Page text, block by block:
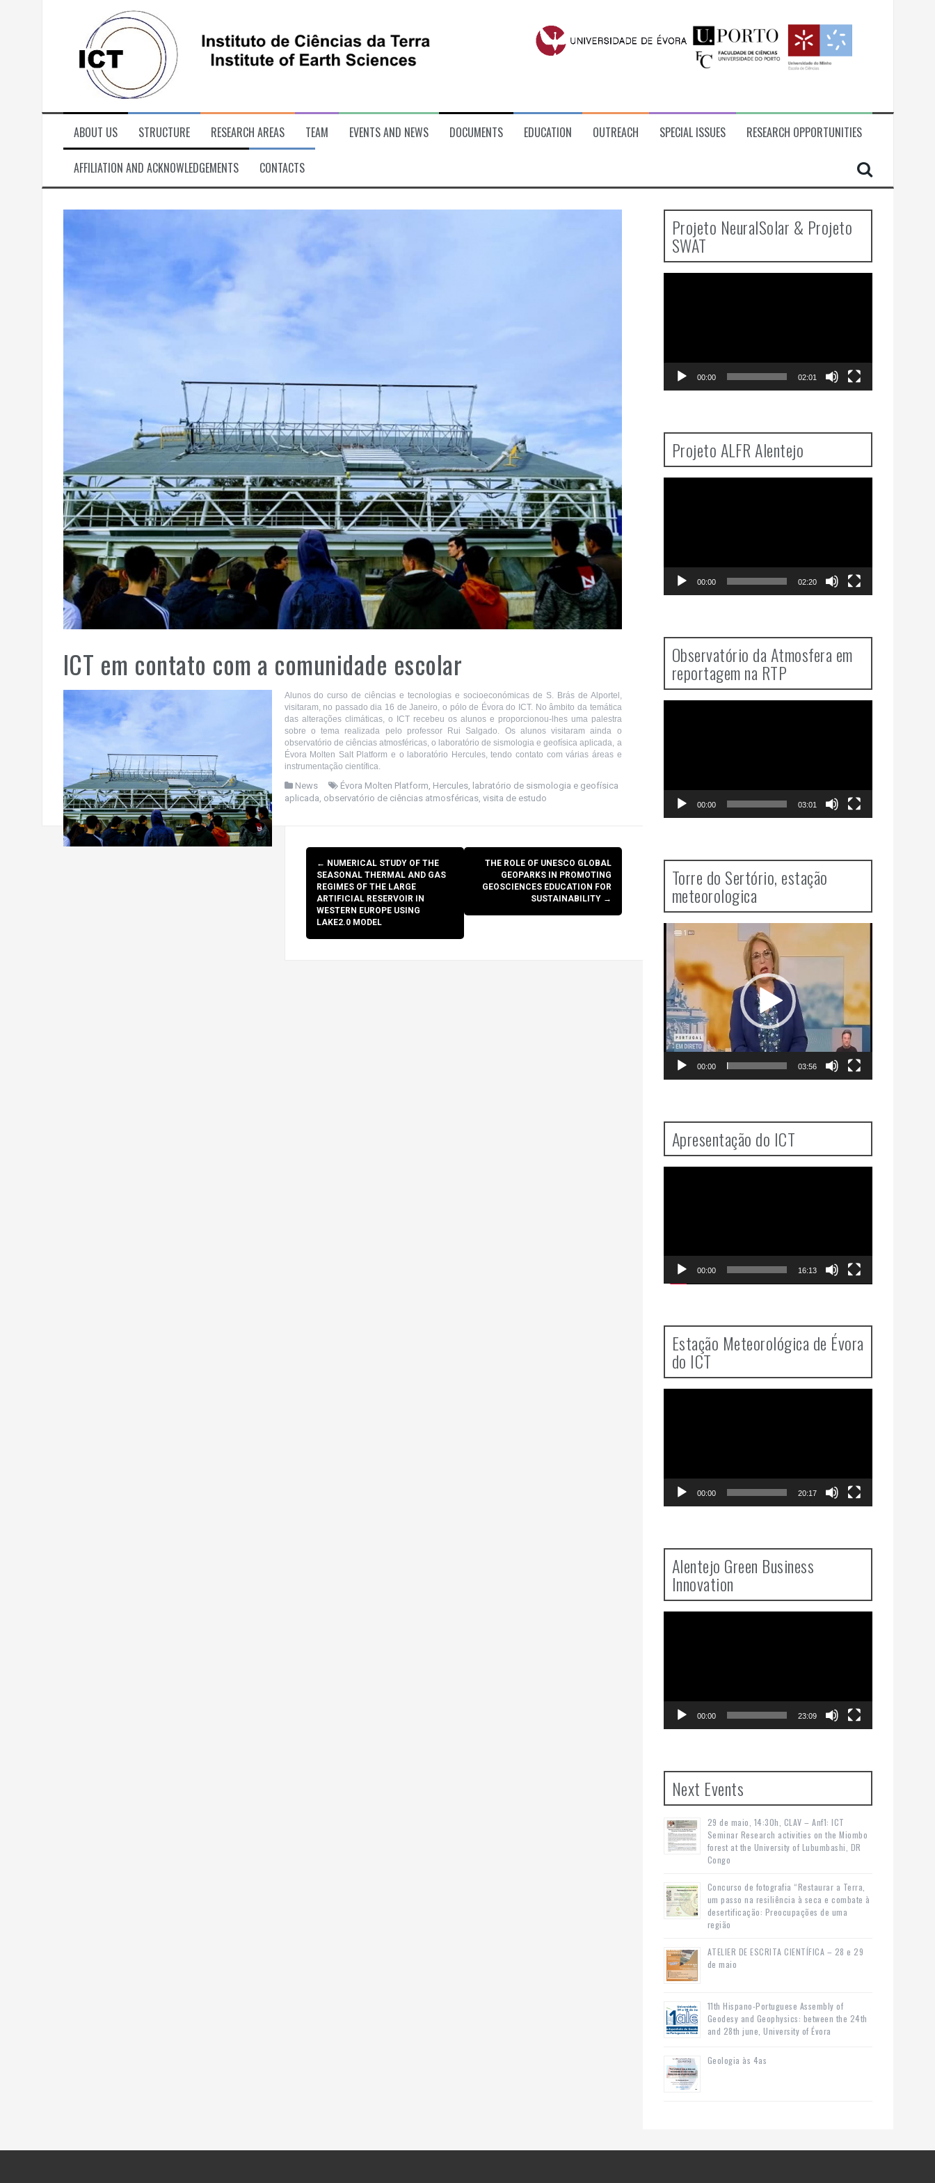
ABOUT US STRUCTURE RESEARCH AREAS TEAM EVENTS AND NEWS DOCUMENTS EDUCATION OUTREACH SPECIAL ISSUES RESEARCH OPPORTUNITIES
AFFILIATION AND ACKNOWLEDGEMENTS CONTACTS
ICT em contato com a comunidade escolar
Alunos docurso de ciências e tecnologias e socioeconómicas de S. Brás de Alportel,
visitaram, no passado dia 16 de Janeiro, o pólo de Évora do ICT. No âmbito da temática
das alterações climáticas, o ICT recebeu os alunos e proporcionou-lhes uma palestra
sobre o tema realizada pelo professor Rui Salgado. Os alunos visitaram ainda o
observatório de ciências atmosféricas, o laboratório de sismologia e geofísica aplicada, a
Évora Molten Salt Platform e o laboratório Hercules, tendo contato com várias áreas e
instrumentação científica.
News Évora Molten Platform Hercules, labratório de sismologia e geofísica
aplicada observatório de ciências atmosféricas, visita de estudo
Post
navigation
← NUMERICAL STUDY OF THE
SEASONAL THERMAL AND GAS
REGIMES OF THE LARGE
ARTIFICIAL RESERVOIR IN
WESTERN EUROPE USING
LAKE2.0 MODEL
THE ROLE OF UNESCO GLOBAL
GEOPARKS IN PROMOTING
GEOSCIENCES EDUCATION FOR
SUSTAINABILITY →
Projeto NeuralSolar & Projeto
SWAT
00:00 02:01
Projeto ALFR Alentejo
00:00 02:20
Observatório da Atmosfera em
reportagem na RTP
00:00 03:01
Torre do Sertório, estação
meteorologica
Video
Player
00:00 03:56
Apresentação do ICT
00:00 16:13
Estação Meteorológica de Évora
do ICT
00:00 20:17
Alentejo Green Business
Innovation
00:00 23:09
Next Events
29 de maio, 14:30h, CLAV – Anf1: ICT
Seminar Research activities on the Miombo
forest at the University of Lubumbashi, DR
Congo
Concurso de fotografia “Restaurar a Terra,
um passo na resiliência à seca e combate à
desertificação: Preocupações de uma
região
ATELIER DE ESCRITA CIENTÍFICA – 28 e 29
de maio
11th Hispano-Portuguese Assembly of
Geodesy and Geophysics: between the 24th
and 28th june, University of Évora
Geologia às 4as